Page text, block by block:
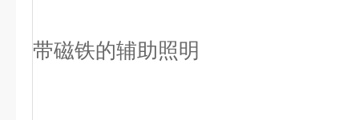
带磁铁的辅助照明